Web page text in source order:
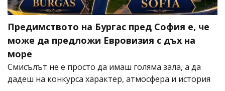
Предимството на Бургас пред София е, че
може да предложи Евровизия с дъх на
море
Смисълът не е просто да имаш голяма зала, а да
дадеш на конкурса характер, атмосфера и история